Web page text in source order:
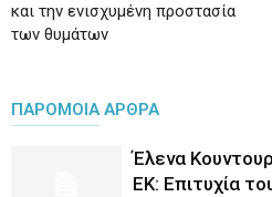
και την ενισχυμένη προστασία
των θυμάτων
ΠΑΡΟΜΟΙΑ ΑΡΘΡΑ
Έλενα
ΕΚ: Επιτυχία